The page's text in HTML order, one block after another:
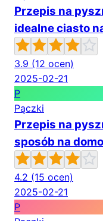
Przepis na
idealne ciasto
3.9 (12 ocen)
2025-02-21
P
Pączki
Przepis na
sposób na
4.2 (15 ocen)
2025-02-21
P